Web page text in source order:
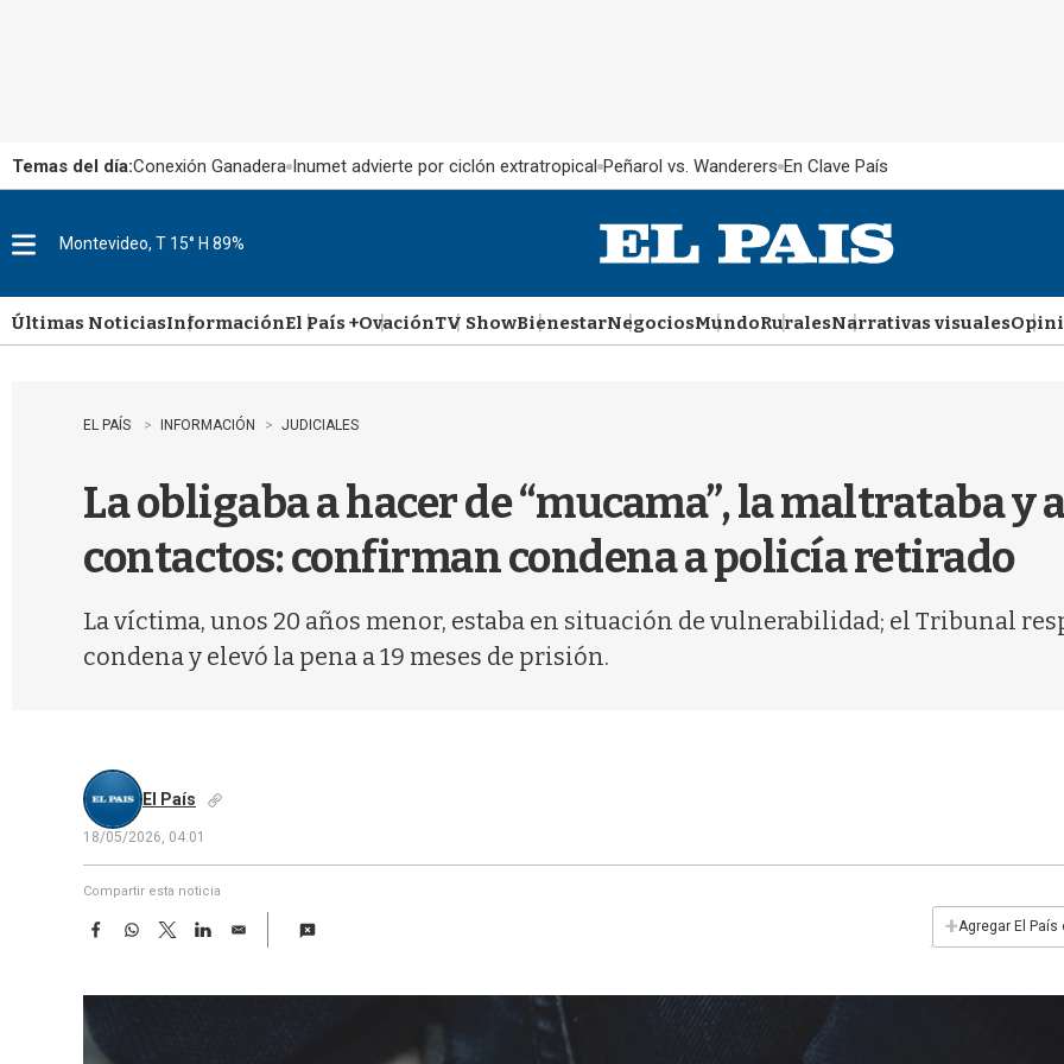
Temas del día:Conexión Ganadera Inumet advierte por ciclón extratropical Peñarol vs. Wanderers En Clave País
u
Montevideo, T 15° H 89%
Últimas NoticiasInformaciónEl País +OvaciónTV ShowBienestarNegociosMundoRuralesNarrativas visuales
EL PAÍS INFORMACIÓN JUDICIALES
La obligaba a hacer de “mucama”, la maltrataba y
contactos: confirman condena a policía retirado
La víctima, unos 20 años menor, estaba en situación de vulnerabilidad; el Tribunal
condena y elevó la pena a 19 meses de prisión.
El País
18/05/2026, 04:01
Compartir esta noticia
F
e
W
t
T
w
t
L
k
E
i
+Agregar El País